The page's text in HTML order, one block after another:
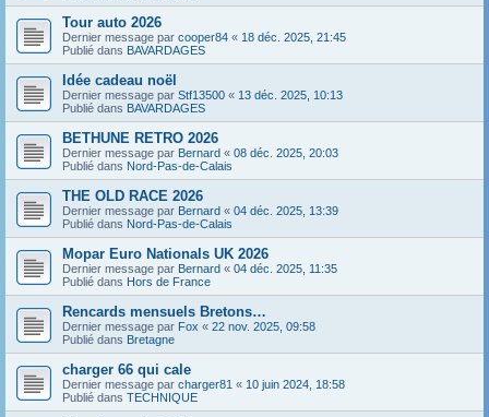
Tour auto 2026
Dernier message par cooper84 « 18 déc. 2025, 21:45
Publié dans BAVARDAGES
Idée cadeau noël
Dernier message par Stf13500 « 13 déc. 2025, 10:13
Publié dans BAVARDAGES
BETHUNE RETRO 2026
Dernier message par Bernard « 08 déc. 2025, 20:03
Publié dans Nord-Pas-de-Calais
THE OLD RACE 2026
Dernier message par Bernard « 04 déc. 2025, 13:39
Publié dans Nord-Pas-de-Calais
Mopar Euro Nationals UK 2026
Dernier message par Bernard « 04 déc. 2025, 11:35
Publié dans Hors de France
Rencards mensuels Bretons…
Dernier message par Fox « 22 nov. 2025, 09:58
Publié dans Bretagne
charger 66 qui cale
Dernier message par charger81 « 10 juin 2024, 18:58
Publié dans TECHNIQUE